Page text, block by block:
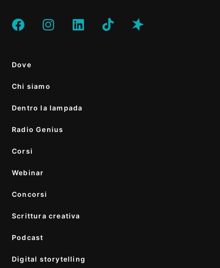
Dove
Chi siamo
Dentro la lampada
Radio Genius
Corsi
Webinar
Concorsi
Scrittura creativa
Podcast
Digital storytelling